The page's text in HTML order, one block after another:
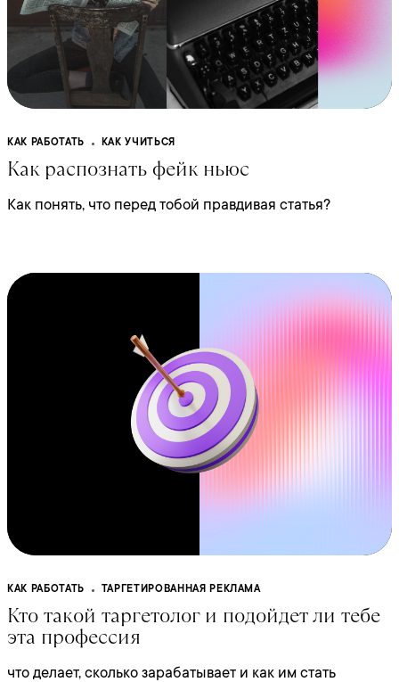
КАК РАБОТАТЬ КАК УЧИТЬСЯ
Как распознать фейк ньюс
Как понять, что перед тобой правдивая статья?
КАК РАБОТАТЬ ТАРГЕТИРОВАННАЯ РЕКЛАМА
Кто такой таргетолог и подойдет ли тебе
эта профессия
что делает, сколько зарабатывает и как им стать